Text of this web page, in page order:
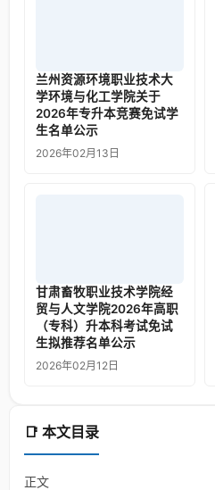
📑 本文目录
正文
兰州资源环境职业技术大
学环境与化工学院关于
2026年专升本竞赛免试学
生名单公示
2026年02月13日
甘肃畜牧职业技术学院经
贸与人文学院2026年高职
（专科）升本科考试免试
生拟推荐名单公示
2026年02月12日